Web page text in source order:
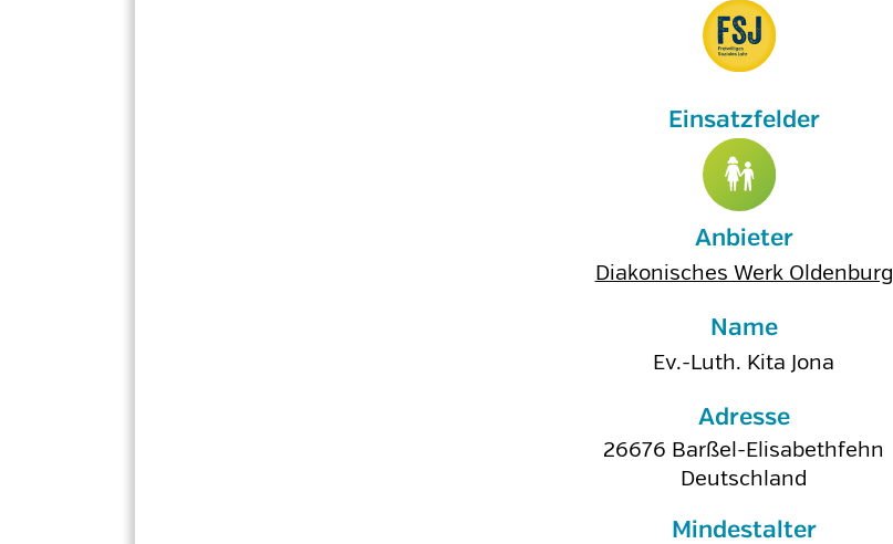
Anbieter
Diakonisches Werk Oldenburg
Name
Ev.-Luth. Kita Jona
Adresse
26676 Barßel-Elisabethfehn
Deutschland
Mindestalter